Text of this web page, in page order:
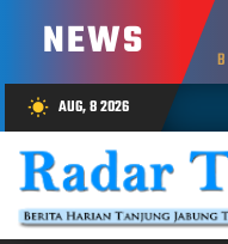
NEWS
wb_sunny AUG, 8 2026